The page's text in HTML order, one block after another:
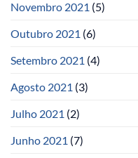
Novembro 2021 (5)
Outubro 2021 (6)
Setembro 2021 (4)
Agosto 2021 (3)
Julho 2021 (2)
Junho 2021 (7)